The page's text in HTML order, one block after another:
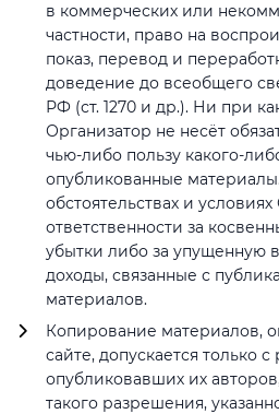
в коммерческих или
частности, право на
показ, перевод и
доведение до всеобщего
РФ (ст. 1270 и др.). Ни при
Организатор не несёт
чью-либо пользу какого-
опубликованные
обстоятельствах и
ответственности за
убытки либо за упущенную
доходы, связанные с
материалов.
Копирование материалов,
сайте, допускается только
опубликовавших их
такого разрешения,